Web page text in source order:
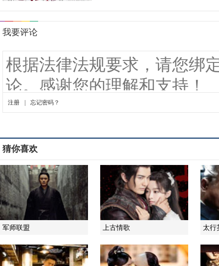
猜你喜欢
军师联盟 上古情歌 太行